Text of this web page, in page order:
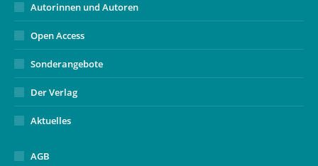
Autorinnen und Autoren
Open Access
Sonderangebote
Der Verlag
Aktuelles
AGB